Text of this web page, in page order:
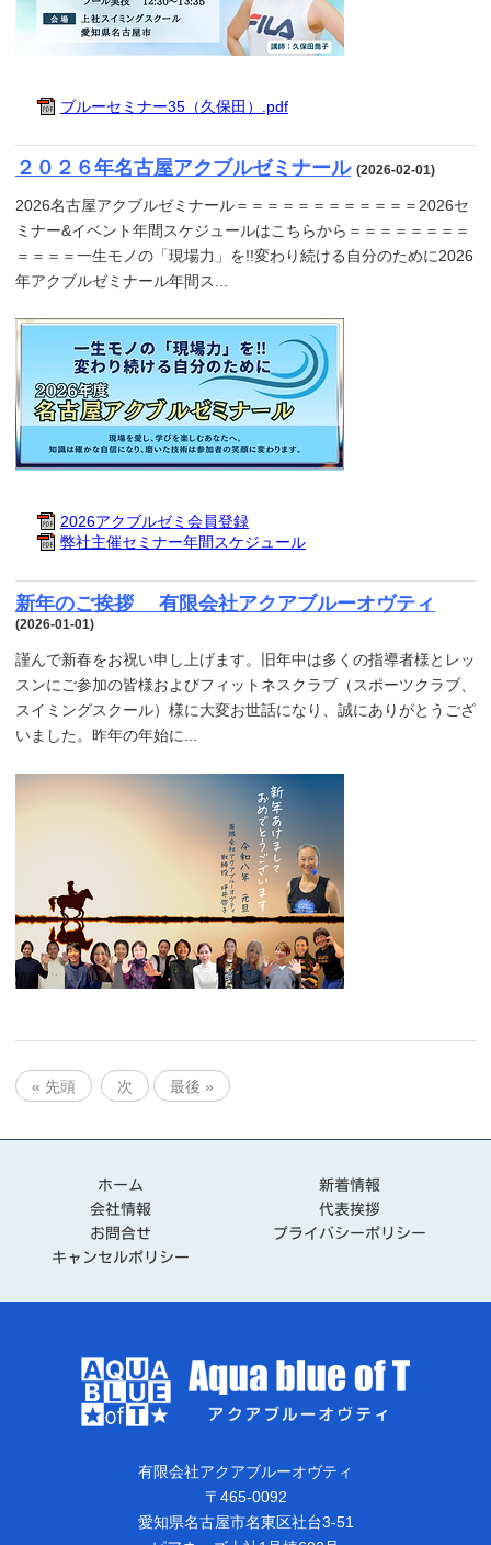
ブルーセミナー35（久保田）.pdf
２０２６年名古屋アクブルゼミナール (2026-02-01)
2026名古屋アクブルゼミナール＝＝＝＝＝＝＝＝＝＝＝＝2026セ
ミナー&イベント年間スケジュールはこちらから＝＝＝＝＝＝＝＝
＝＝＝＝一生モノの「現場力」を!!変わり続ける自分のために2026
年アクブルゼミナール年間ス...
2026アクブルゼミ会員登録
弊社主催セミナー年間スケジュール
新年のご挨拶 有限会社アクアブルーオヴティ
(2026-01-01)
謹んで新春をお祝い申し上げます。旧年中は多くの指導者様とレッ
スンにご参加の皆様およびフィットネスクラブ（スポーツクラブ、
スイミングスクール）様に大変お世話になり、誠にありがとうござ
いました。昨年の年始に...
« 先頭 次 最後 »
ホーム
新着情報
会社情報
代表挨拶
お問合せ
プライバシーポリシー
キャンセルポリシー
有限会社アクアブルーオヴティ
〒465-0092
愛知県名古屋市名東区社台3-51